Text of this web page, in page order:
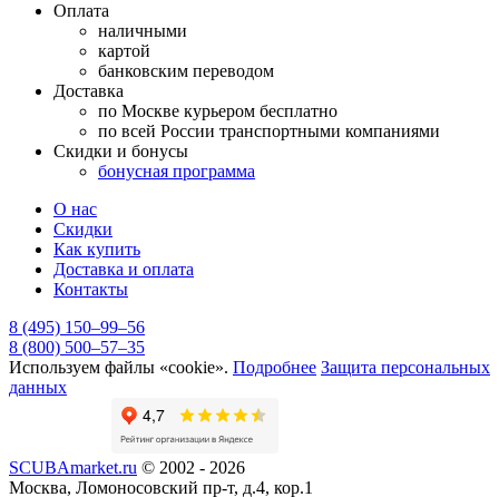
Оплата
наличными
картой
банковским переводом
Доставка
по Москве курьером бесплатно
по всей России транспортными компаниями
Скидки и бонусы
бонусная программа
О нас
Скидки
Как купить
Доставка и оплата
Контакты
8 (495) 150–99–56
8 (800) 500–57–35
Используем файлы «cookie». Подробнее Защита персональных
данных
SCUBAmarket.ru © 2002 - 2026
Москва, Ломоносовский пр-т, д.4, кор.1